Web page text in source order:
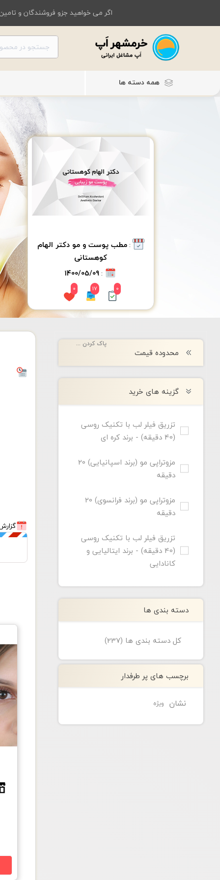
اگر می خواهید جزو فروشندگان و
همه دسته ها
:مطب پوست و مو دكتر الهام
كوهستانى
:
1400/05/09
0
17
0
پاک کردن همه
محدوده قیمت
گزینه های خرید
تزریق فیلر لب با تکنیک روسی
(40 دقیقه) - برند کره ای
مزوتراپی مو (برند اسپانیایی) 20
دقیقه
مزوتراپی مو (برند فرانسوی) 20
دقیقه
تزریق فیلر لب با تکنیک روسی
(40 دقیقه) - برند ایتالیایی و
کانادایی
دسته بندی ها
کل دسته بندی ها (237)
برچسب های پر طرفدار
نشان ویژه